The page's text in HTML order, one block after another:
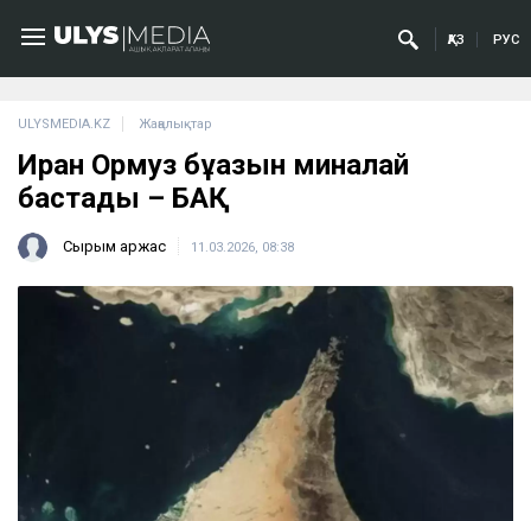
ҚАЗ РУС
ULYSMEDIA.KZ Жаңалықтар
Иран Ормуз бұғазын миналай
бастады – БАҚ
Сырым Қаржас 11.03.2026, 08:38